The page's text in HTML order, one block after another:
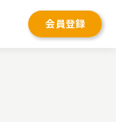
会員登録